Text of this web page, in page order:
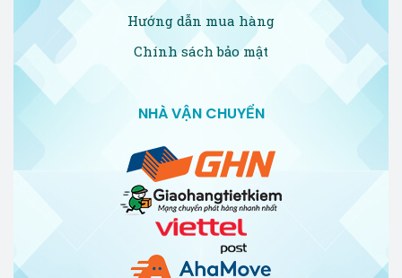
Hướng dẫn mua hàng
Chính sách bảo mật
NHÀ VẬN CHUYỂN